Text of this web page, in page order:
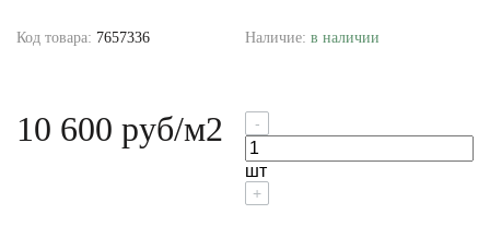
Код товара: 7657336 Наличие: в наличии
10 600 руб/м2 -
шт
+